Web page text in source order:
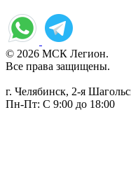
© 2026 МСК Легион.
Все права защищены.
г. Челябинск, 2-я
Пн-Пт: С 9:00 до 18:00